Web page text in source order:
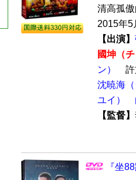
清高孤
2015年5
【出演】
國坤（
ン）
許
沈暁海（
ユイ）
【監督】
『坐